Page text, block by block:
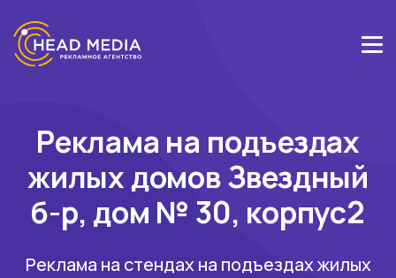
Реклама на подъездах
жилых домов Звездный
б-р, дом № 30, корпус2
Реклама на стендах на подъездах жилых